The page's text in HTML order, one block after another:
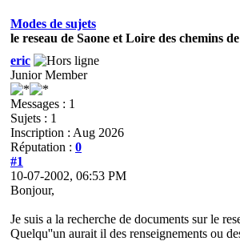
Modes de sujets
le reseau de Saone et Loire des chemins
eric
Junior Member
Messages : 1
Sujets : 1
Inscription : Aug 2026
Réputation : 0
#1
10-07-2002, 06:53 PM
Bonjour,
Je suis a la recherche de documents sur le
Quelqu''un aurait il des renseignements ou